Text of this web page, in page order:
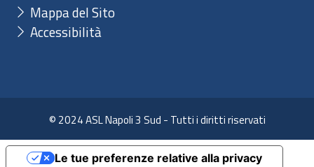
Mappa del Sito
Accessibilità
© 2024 ASL Napoli 3 Sud - Tutti i diritti riservati
Le tue preferenze relative alla privacy